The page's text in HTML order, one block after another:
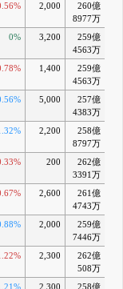
2,000
260億
8977万
0% 3,200
259億
4563万
1,400
259億
4563万
5,000
257億
4383万
2,200
258億
8797万
200
262億
3391万
2,600
261億
4743万
2,000
259億
7446万
2,300
262億
508万
2,300
258億